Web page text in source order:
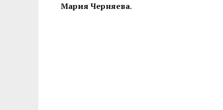
Мария Черняева.